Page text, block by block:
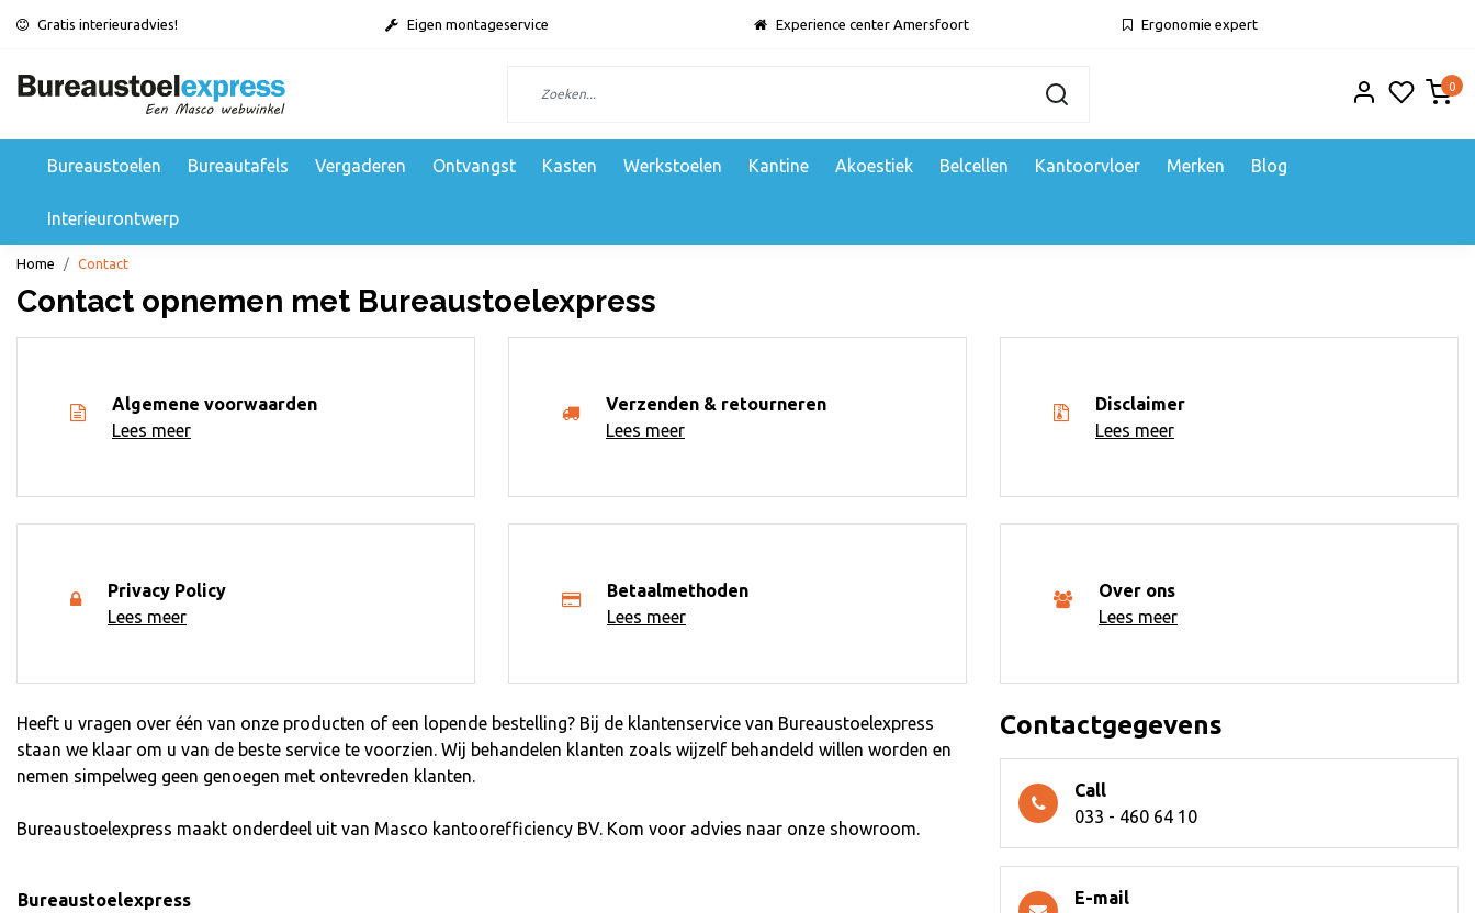
Gratis interieuradvies! Eigen montageservice Experience center Amersfoort Ergonomie expert
0
Bureaustoelen Bureautafels Vergaderen Ontvangst Kasten Werkstoelen Kantine Akoestiek Belcellen Kantoorvloer Merken Blog
Interieurontwerp
Home Contact
Contact opnemen met Bureaustoelexpress
Algemene voorwaarden
Lees meer
Verzenden & retourneren
Lees meer
Disclaimer
Lees meer
Privacy Policy
Lees meer
Betaalmethoden
Lees meer
Over ons
Lees meer
Heeft u vragen over één van onze producten of een lopende bestelling? Bij de klantenservice van Bureaustoelexpress
staan we klaar om u van de beste service te voorzien. Wij behandelen klanten zoals wijzelf behandeld willen worden en
nemen simpelweg geen genoegen met ontevreden klanten.
Bureaustoelexpress maakt onderdeel uit van Masco kantoorefficiency BV. Kom voor advies naar onze showroom.
Bureaustoelexpress
Contactgegevens
Call
033 - 460 64 10
E-mail